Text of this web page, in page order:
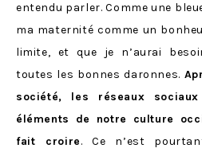
entendu parler. Comme une
ma maternité comme un
limite, et que je n’aurai
toutes les bonnes daronnes.
société, les réseaux
éléments de notre culture
fait croire. Ce n’est